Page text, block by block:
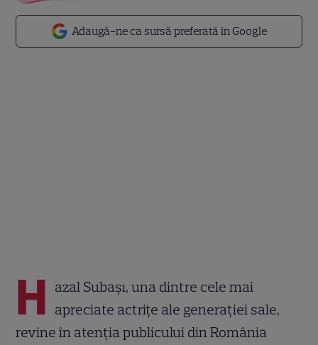
Adaugă-ne ca sursă preferată în Google
H azal Subaşı, una dintre cele mai
apreciate actrițe ale generației sale,
revine în atenția publicului din România